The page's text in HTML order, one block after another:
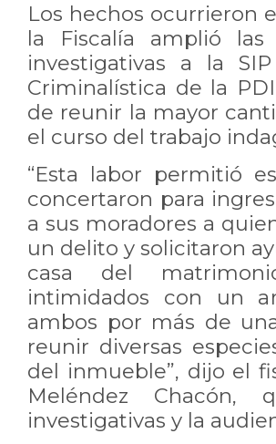
Los hechos ocurrieron
la Fiscalía amplió
investigativas a la
Criminalística de la
de reunir la mayor
el curso del trabajo
“Esta labor permitió
concertaron para
a sus moradores a
un delito y solicitaron
casa del
intimidados con un
ambos por más de
reunir diversas
del inmueble”, dijo el
Meléndez Chacón,
investigativas y la